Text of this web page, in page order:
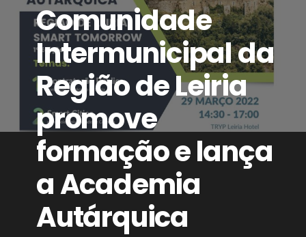
Comunidade
Intermunicipal da
Região de Leiria
promove
formação e lança
a Academia
Autárquica